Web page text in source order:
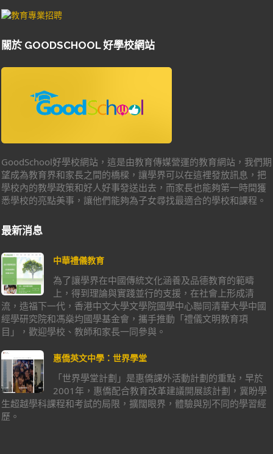
關於 GOODSCHOOL 好學校網站
GoodSchool好學校網站，這是由教育傳媒營運的教育網站，我們期
望成為教育界和家長之間的橋樑，讓學界可以在這裡發放訊息，把
學校內的教學政策和好人好事發送出去，而家長也能夠第一時間獲
悉學校的亮點美事，讓他們能夠為子女尋找最適合的學校和課程。
最新消息
中華禮儀教育
為了讓學界在中國傳統文化涵養及品德教育的範疇
上，得到理論與實踐並行的支援，在社會上形成清
流，造福下一代，香港中文大學文學院國學中心聯同清華大學中國
經學研究院和馮燊均國學基金會，攜手推動「禮儀文明教育項
目」，歡迎學校、教師和家長一同參與。
惠僑英文中學：世界學堂
「世界學堂計劃」是惠僑課外活動計劃的重點，早於
2001年，惠僑配合教育改革建議開展該計劃，冀盼學
生超越學科課程和考試的局限，擴闊眼界，體驗與別不同的學習經
歷。